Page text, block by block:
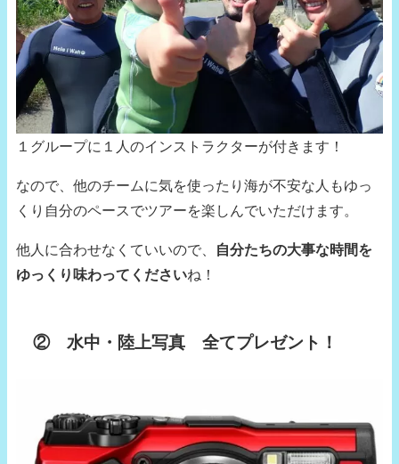
１グループに１人のインストラクターが付きます！
なので、他のチームに気を使ったり海が不安な人もゆっ
くり自分のペースでツアーを楽しんでいただけます。
他人に合わせなくていいので、
自分たちの大事な時間を
ゆっくり味わってくださいね！
② 水中・陸上写真 全てプレゼント！